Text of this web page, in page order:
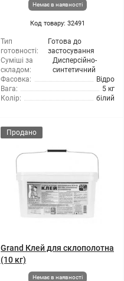
Немає в наявності
Код товару: 32491
Тип
готовності:
Готова до
застосування
Суміші за
складом:
Дисперсійно-
синтетичний
Фасовка:
Відро
Вага:
5 кг
Колір:
білий
Продано
Grand Клей для склополотна
(10 кг)
Немає в наявності